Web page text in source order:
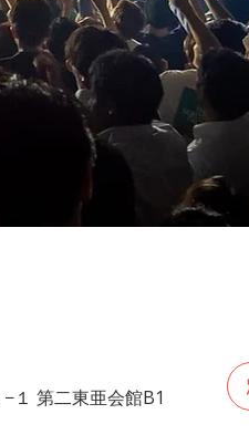
１ 第二東亜会館B1